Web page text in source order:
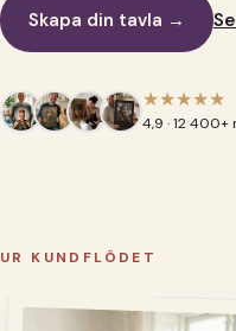
Skapa din tavla →
★★★★★
4,9 · 12
UR KUNDFLÖDET